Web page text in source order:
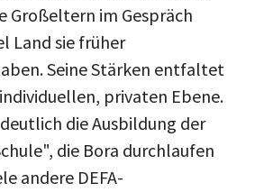
Großeltern im Gespräch
Land sie früher
Seine Stärken entfaltet
privaten Ebene.
die Ausbildung der
die Bora durchlaufen
andere DEFA-